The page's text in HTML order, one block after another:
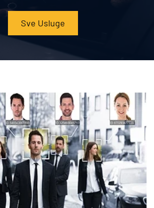
Sve Usluge